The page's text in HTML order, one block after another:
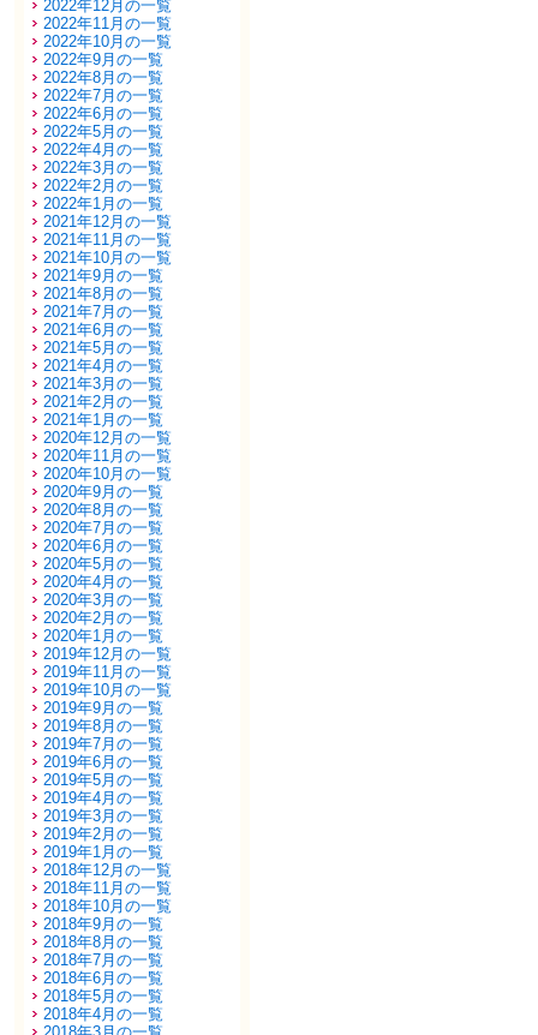
2022年12月の一覧
2022年11月の一覧
2022年10月の一覧
2022年9月の一覧
2022年8月の一覧
2022年7月の一覧
2022年6月の一覧
2022年5月の一覧
2022年4月の一覧
2022年3月の一覧
2022年2月の一覧
2022年1月の一覧
2021年12月の一覧
2021年11月の一覧
2021年10月の一覧
2021年9月の一覧
2021年8月の一覧
2021年7月の一覧
2021年6月の一覧
2021年5月の一覧
2021年4月の一覧
2021年3月の一覧
2021年2月の一覧
2021年1月の一覧
2020年12月の一覧
2020年11月の一覧
2020年10月の一覧
2020年9月の一覧
2020年8月の一覧
2020年7月の一覧
2020年6月の一覧
2020年5月の一覧
2020年4月の一覧
2020年3月の一覧
2020年2月の一覧
2020年1月の一覧
2019年12月の一覧
2019年11月の一覧
2019年10月の一覧
2019年9月の一覧
2019年8月の一覧
2019年7月の一覧
2019年6月の一覧
2019年5月の一覧
2019年4月の一覧
2019年3月の一覧
2019年2月の一覧
2019年1月の一覧
2018年12月の一覧
2018年11月の一覧
2018年10月の一覧
2018年9月の一覧
2018年8月の一覧
2018年7月の一覧
2018年6月の一覧
2018年5月の一覧
2018年4月の一覧